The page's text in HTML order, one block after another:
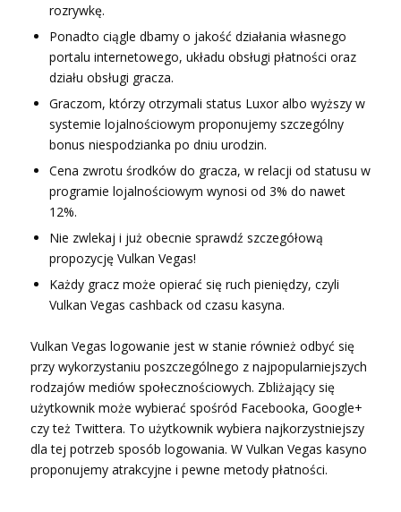
rozrywkę.
Ponadto ciągle dbamy o jakość działania własnego
portalu internetowego, układu obsługi płatności oraz
działu obsługi gracza.
Graczom, którzy otrzymali status Luxor albo wyższy w
systemie lojalnościowym proponujemy szczególny
bonus niespodzianka po dniu urodzin.
Cena zwrotu środków do gracza, w relacji od statusu w
programie lojalnościowym wynosi od 3% do nawet
12%.
Nie zwlekaj i już obecnie sprawdź szczegółową
propozycję Vulkan Vegas!
Każdy gracz może opierać się ruch pieniędzy, czyli
Vulkan Vegas cashback od czasu kasyna.
Vulkan Vegas logowanie jest w stanie również odbyć się
przy wykorzystaniu poszczególnego z najpopularniejszych
rodzajów mediów społecznościowych. Zbliżający się
użytkownik może wybierać spośród Facebooka, Google+
czy też Twittera. To użytkownik wybiera najkorzystniejszy
dla tej potrzeb sposób logowania. W Vulkan Vegas kasyno
proponujemy atrakcyjne i pewne metody płatności.